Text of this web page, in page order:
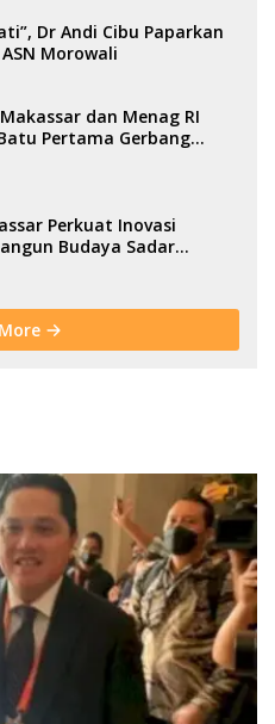
Dr Andi Cibu Paparkan
Morowali
dan Menag RI
Pertama Gerbang
Perkuat Inovasi
Budaya Sadar